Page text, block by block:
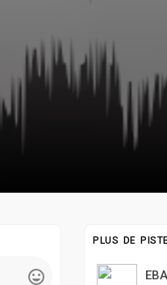
PLUS DE